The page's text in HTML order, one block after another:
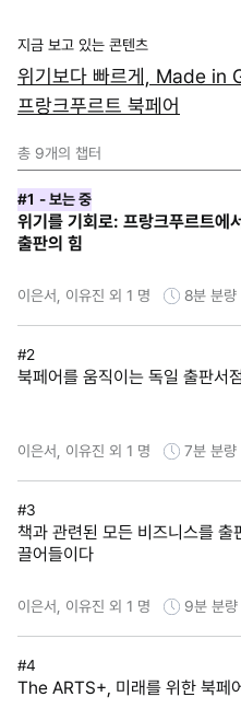
지금 보고 있는 콘텐츠
위기보다 빠르게, Made in
프랑크푸르트 북페어
총 9개의 챕터
#1 - 보는 중
위기를 기회로: 프랑크푸르트에
출판의 힘
이은서, 이유진 외 1 명 8분 분량
#2
북페어를 움직이는 독일 출판서
이은서, 이유진 외 1 명 7분 분량
#3
책과 관련된 모든 비즈니스를 출
끌어들이다
이은서, 이유진 외 1 명 9분 분량
#4
The ARTS+, 미래를 위한 북페